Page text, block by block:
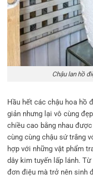
Chậu lan hồ
Hầu hết các chậu hoa hồ
giản nhưng lại vô cùng
chiều cao bằng nhau
cùng cùng chậu sứ trắng
hợp với những vật phẩm
dây kim tuyến lấp lánh.
đơn điệu mà trở nên sinh